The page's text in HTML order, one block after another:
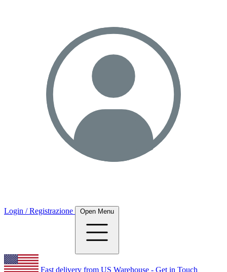
Login / Registrazione Open Menu
Fast delivery from US Warehouse - Get in Touch